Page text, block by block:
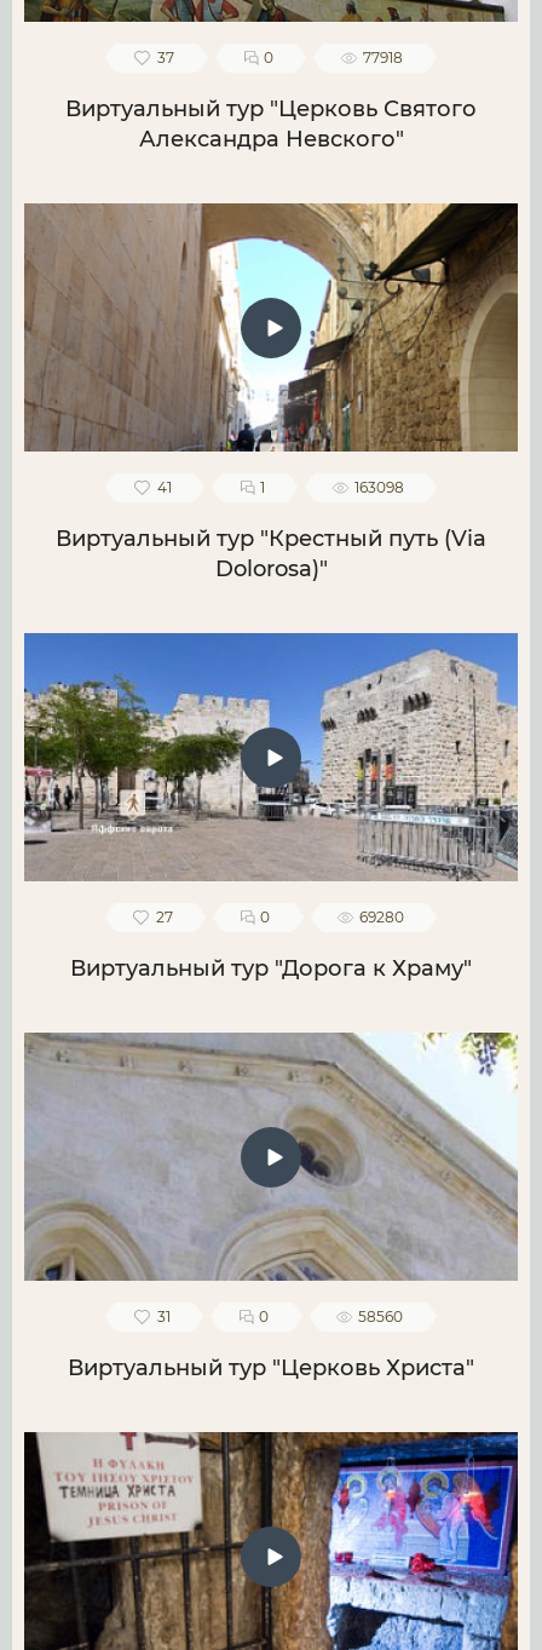
37 0 77918
Виртуальный тур "Церковь Святого
Александра Невского"
41 1 163098
Виртуальный тур "Крестный путь (Via
Dolorosa)"
27 0 69280
Виртуальный тур "Дорога к Храму"
31 0 58560
Виртуальный тур "Церковь Христа"